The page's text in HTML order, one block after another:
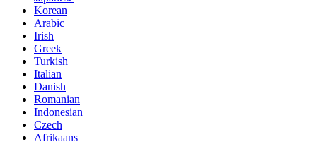
Korean
Arabic
Irish
Greek
Turkish
Italian
Danish
Romanian
Indonesian
Czech
Afrikaans